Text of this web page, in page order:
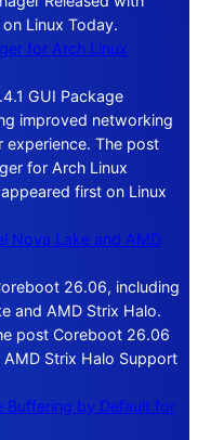
Linux Today.
for Arch Linux
GUI Package
improved networking
experience. The post
for Arch Linux
first on Linux
Nova Lake and AMD
26.06, including
and AMD Strix Halo.
post Coreboot 26.06
Strix Halo Support
Buffering by Default for